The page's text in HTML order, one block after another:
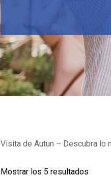
Visita de Autun – Descubra lo
Mostrar los 5 resultados